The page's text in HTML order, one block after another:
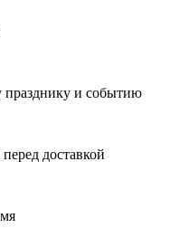
празднику и событию
доставкой